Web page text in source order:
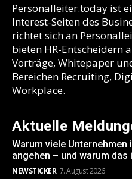
Personalleiter.today ist
Interest-Seiten des
richtet sich an
bieten HR-Entscheidern
Vorträge, Whitepaper
Bereichen Recruiting,
Workplace.
Aktuelle
Warum viele
angehen – und warum
NEWSTICKER 7. August 2026